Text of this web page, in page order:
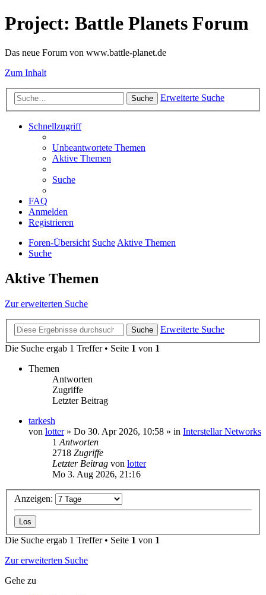
Project: Battle Planets Forum
Das neue Forum von www.battle-planet.de
Zum Inhalt
Suche Erweiterte Suche
Schnellzugriff
Unbeantwortete Themen
Aktive Themen
Suche
FAQ
Anmelden
Registrieren
Foren-Übersicht SucheAktive Themen
Suche
Aktive Themen
Zur erweiterten Suche
Suche
Erweiterte Suche
Die Suche ergab 1 Treffer • Seite 1 von 1
Themen
Antworten
Zugriffe
Letzter Beitrag
tarkesh
von lotter» Do 30. Apr 2026, 10:58 » in Interstellar Networks
1 Antworten
2718 Zugriffe
Letzter Beitrag von lotter
Mo 3. Aug 2026, 21:16
Anzeigen:
Die Suche ergab 1 Treffer • Seite 1 von 1
Zur erweiterten Suche
Gehe zu